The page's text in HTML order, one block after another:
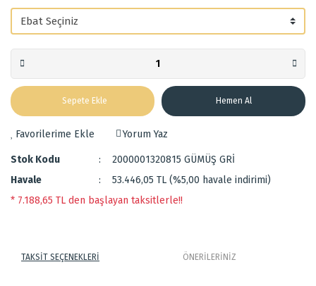
Sepete Ekle Hemen Al
Yorum Yaz
Stok Kodu
2000001320815 GÜMÜŞ GRİ
Havale
53.446,05 TL (%5,00 havale indirimi)
* 7.188,65 TL den başlayan taksitlerle!!
TAKSİT SEÇENEKLERİ ÖNERİLERİNİZ